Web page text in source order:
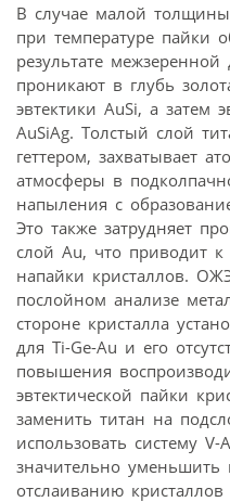
В случае малой
при температуре пайки
результате
проникают в глубь
эвтектики AuSi, а затем
AuSiAg. Толстый слой
геттером, захватывает
атмосферы в
напыления с
Это также затрудняет
слой Au, что приводит
напайки кристаллов.
послойном анализе
стороне кристалла
для Ti-Ge-Au и его
повышения
эвтектической пайки
заменить титан на
использовать систему V-
значительно уменьшить
отслаиванию